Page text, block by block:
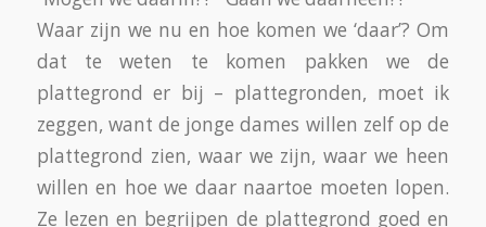
Hala: “Dat is de pas à pas.”
Oh, aha!
De jeugd waardeert de Efteling, maar ook de
jus d’orange uit het pakje, de chips uit het
zakje en de Luikse wafels, die uit de tassen van